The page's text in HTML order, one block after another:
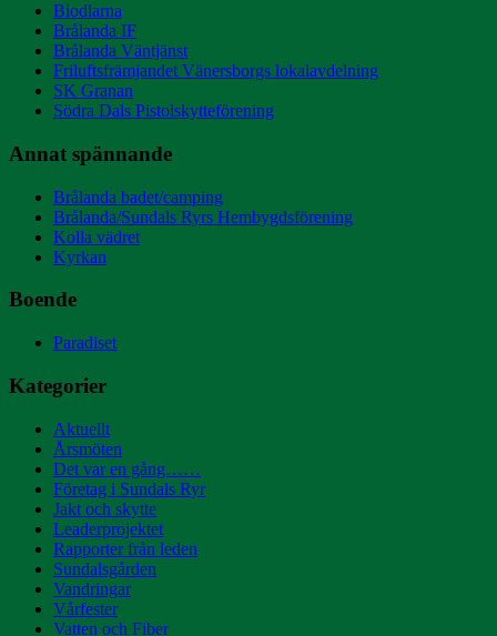
Biodlarna
Brålanda IF
Brålanda Väntjänst
Friluftsfrämjandet Vänersborgs lokalavdelning
SK Granan
Södra Dals Pistolskytteförening
Annat spännande
Brålanda badet/camping
Brålanda/Sundals Ryrs Hembygdsförening
Kolla vädret
Kyrkan
Boende
Paradiset
Kategorier
Aktuellt
Årsmöten
Det var en gång……
Företag i Sundals Ryr
Jakt och skytte
Leaderprojektet
Rapporter från leden
Sundalsgården
Vandringar
Vårfester
Vatten och Fiber